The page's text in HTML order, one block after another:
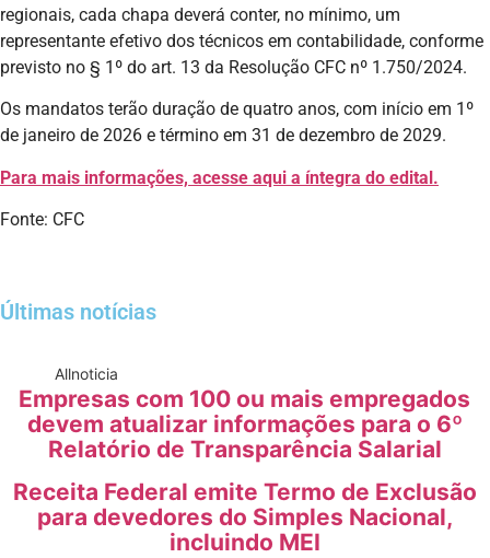
regionais, cada chapa deverá conter, no mínimo, um
representante efetivo dos técnicos em contabilidade, conforme
previsto no § 1º do art. 13 da Resolução CFC nº 1.750/2024.
Os mandatos terão duração de quatro anos, com início em 1º
de janeiro de 2026 e término em 31 de dezembro de 2029.
Para mais informações, acesse aqui a íntegra do edital.
Fonte: CFC
Últimas notícias
Allnoticia
Empresas com 100 ou mais empregados
devem atualizar informações para o 6º
Relatório de Transparência Salarial
Receita Federal emite Termo de Exclusão
para devedores do Simples Nacional,
incluindo MEI